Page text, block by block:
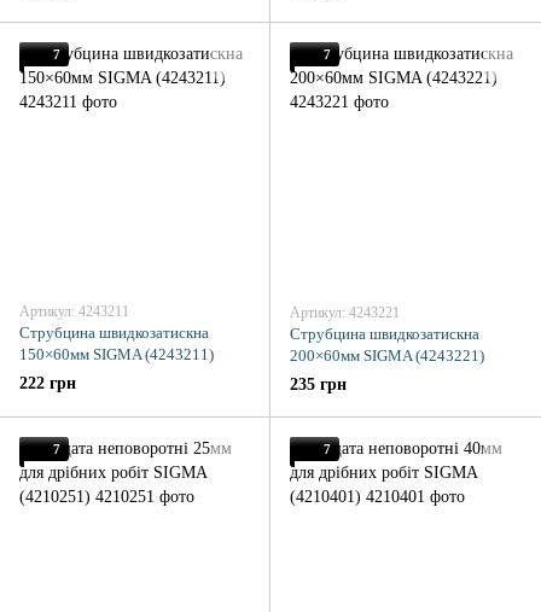
7
Артикул: 4243211
Струбцина швидкозатискна
150×60мм SIGMA (4243211)
222 грн
7
Артикул: 4243221
Струбцина швидкозатискна
200×60мм SIGMA (4243221)
235 грн
7 7